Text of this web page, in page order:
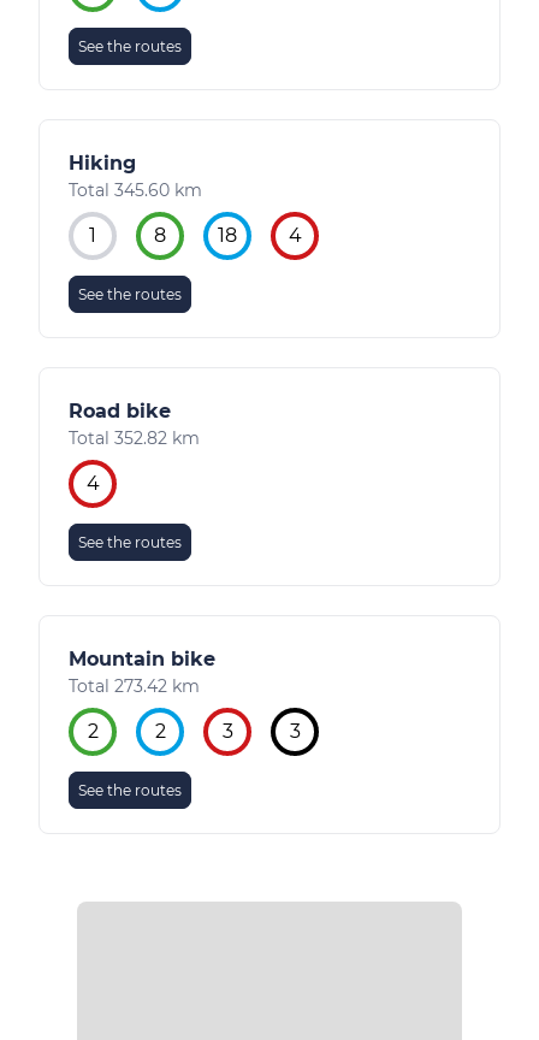
See the routes
Hiking
Total 345.60 km
1 8 18 4
See the routes
Road bike
Total 352.82 km
4
See the routes
Mountain bike
Total 273.42 km
2 2 3 3
See the routes